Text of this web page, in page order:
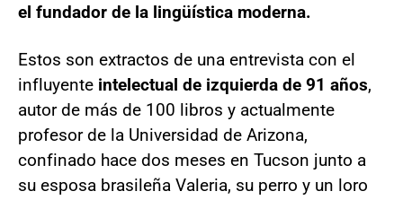
el fundador de la lingüística moderna.
Estos son extractos de una entrevista con el
influyente intelectual de izquierda de 91 años,
autor de más de 100 libros y actualmente
profesor de la Universidad de Arizona,
confinado hace dos meses en Tucson junto a
su esposa brasileña Valeria, su perro y un loro